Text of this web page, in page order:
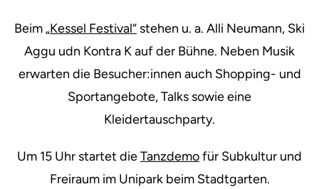
Beim „Kessel Festival“ stehen u. a. Alli Neumann, Ski
Aggu udn Kontra K auf der Bühne. Neben Musik
erwarten die Besucher:innen auch Shopping- und
Sportangebote, Talks sowie eine
Kleidertauschparty.
Um 15 Uhr startet dieTanzdemofür Subkultur und
Freiraum im Unipark beim Stadtgarten.